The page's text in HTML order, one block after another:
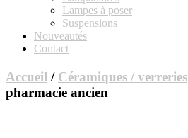
Lampes à poser
Suspensions
Nouveautés
Contact
Accueil / Céramiques / verreries
pharmacie ancien